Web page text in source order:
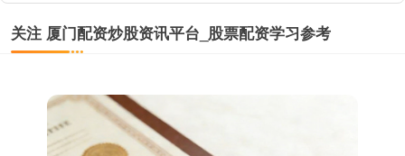
关注 厦门配资炒股资讯平台_股票配资学习参考